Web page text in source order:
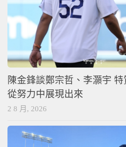
陳金鋒談鄭宗哲、李灝宇
從努力中展現出來
2 8 月, 2026